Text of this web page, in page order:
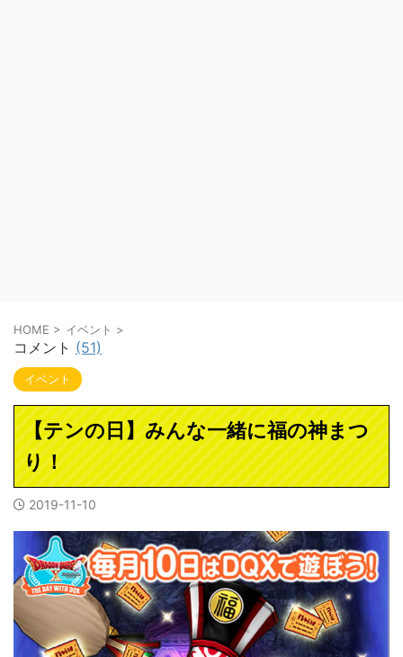
HOME > イベント >
コメント (51)
イベント
【テンの日】みんな一緒に福の神まつ
り！
2019-11-10